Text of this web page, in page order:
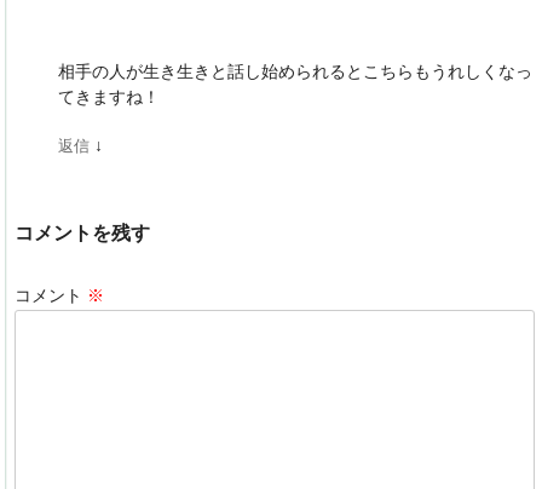
k
相手の人が生き生きと話し始められるとこちらもうれしくなっ
てきますね！
返信 ↓
コメントを残す
コメント ※